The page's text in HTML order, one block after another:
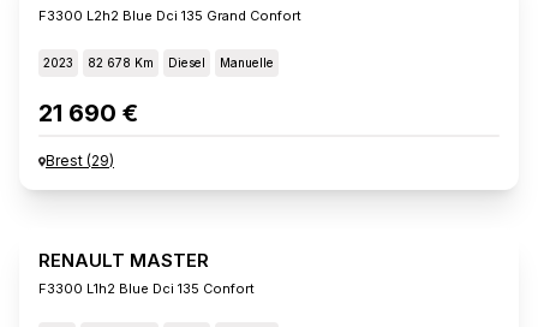
F3300 L2h2 Blue Dci 135 Grand Confort
2023 82 678 Km Diesel Manuelle
21 690 €
Brest (29)
RENAULT MASTER
F3300 L1h2 Blue Dci 135 Confort